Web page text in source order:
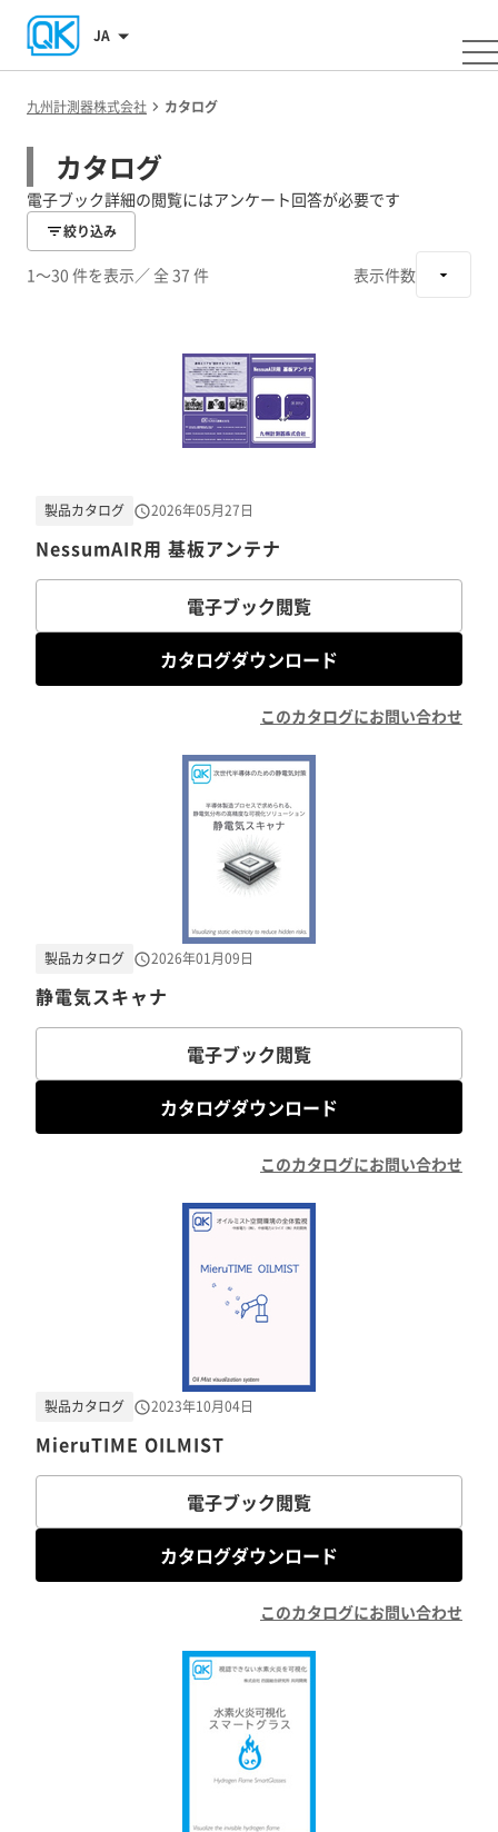
JA
九州計測器株式会社 カタログ
カタログ
電子ブック詳細の閲覧にはアンケート回答が必要です
絞り込み
1～30 件を表示／ 全 37 件 表示件数
NessumAIR用 基板アンテナ
製品カタログ 2026年05月27日
電子ブック閲覧
カタログダウンロード
このカタログにお問い合わせ
静電気スキャナ
製品カタログ 2026年01月09日
電子ブック閲覧
カタログダウンロード
このカタログにお問い合わせ
MieruTIME OILMIST
製品カタログ 2023年10月04日
電子ブック閲覧
カタログダウンロード
このカタログにお問い合わせ